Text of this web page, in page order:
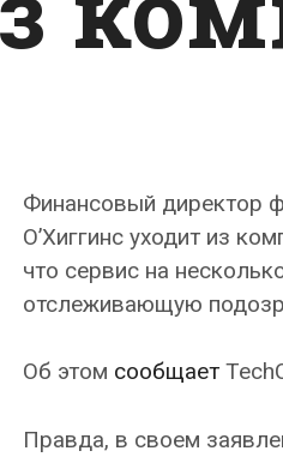
Финансовый директор
О’Хиггинс уходит из
что сервис на
отслеживающую
Об этом сообщает
Правда, в своем